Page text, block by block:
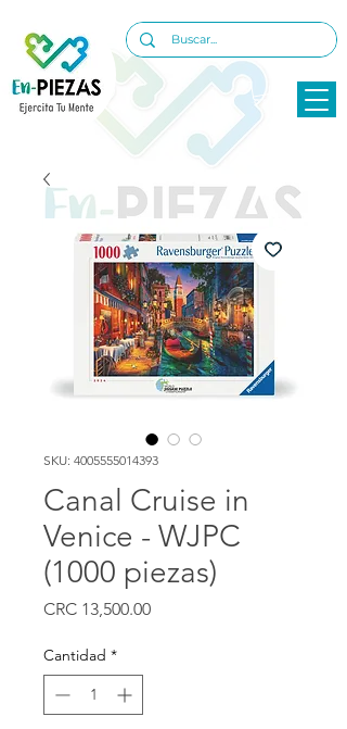
SKU: 4005555014393
Canal Cruise in
Venice - WJPC
(1000 piezas)
CRC 13,500.00Precio
Cantidad *